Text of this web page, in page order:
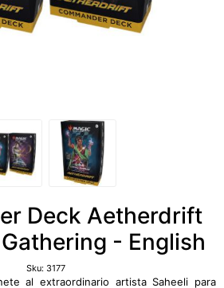
Deck Aetherdrift
- English
Sku: 3177
al extraordinario artista Saheeli para